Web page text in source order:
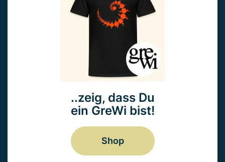
..zeig, dass Du
ein GreWi bist!
Shop